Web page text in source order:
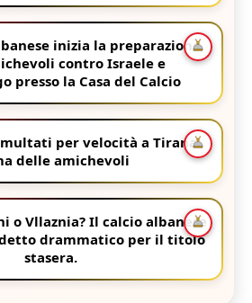
inizia la preparazione
contro Israele e
presso la Casa del Calcio
multati per velocità a Tirana
delle amichevoli
o Vllaznia? Il calcio albanese
drammatico per il titolo
stasera.